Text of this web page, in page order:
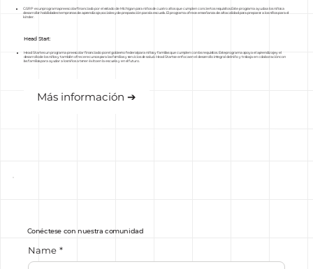
GSRP es un programa preescolar financiado por el estado de Michigan para niños de cuatro años que cumplen con ciertos requisitos. Este programa ayuda a los niños a
desarrollar habilidades tempranas de aprendizaje, sociales y de preparación para la escuela. El programa ofrece enseñanza de alta calidad para preparar a los niños para el
kínder.
Head Start:
Head Start es un programa preescolar financiado por el gobierno federal para niños y familias que cumplen con los requisitos. Este programa apoya el aprendizaje y el
desarrollo de los niños y también ofrece recursos para las familias y servicios de salud. Head Start se enfoca en el desarrollo integral del niño y trabaja en colaboración con
las familias para ayudar a los niños a tener éxito en la escuela y en el futuro.
Más información ➔
Conéctese con nuestra comunidad
Name *